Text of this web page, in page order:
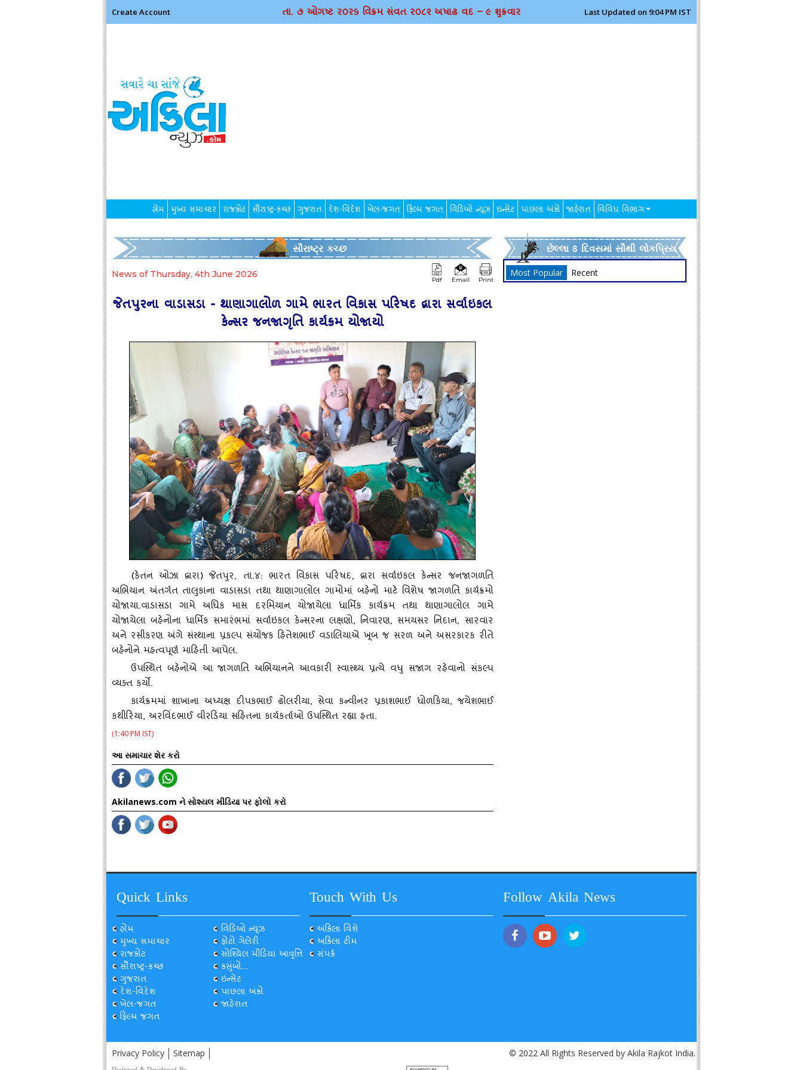
Create Account તા. ૭ ઓગષ્ટ ર૦ર૬ વિક્રમ સંવત ર૦૮૨ અષાઢ વદ – ૯ શુક્રવાર Last Updated on 9:04 PM IST
હોમ મુખ્ય સમાચાર રાજકોટ સૌરાષ્ટ્ર-કચ્છ ગુજરાત દેશ-વિદેશ ખેલ-જગત ફિલ્મ જગત વિડિઓ ન્યૂઝ ઇન્સેટ પાછલા અંકો જાહેરાત વિવિધ વિભાગ
સૌરાષ્ટ્ર કચ્છ
News of Thursday, 4th June 2026
Pdf Email Print
જેતપુરના વાડાસડા - થાણાગાલોળ ગામે ભારત વિકાસ પરિષદ દ્વારા સર્વાઇકલ
કેન્‍સર જનજાગૃતિ કાર્યક્રમ યોજાયો
(કેતન ઓઝા દ્વારા) જેતપુર, તા.૪: ભારત વિકાસ પરિષદ, દ્વારા સર્વાઇકલ કેન્‍સર જનજાગળતિ
અભિયાન અંતર્ગત તાલુકાના વાડાસડા તથા થાણાગાલોલ ગામોમાં બહેનો માટે વિશેષ જાગળતિ કાર્યક્રમો
યોજાયા.વાડાસડા ગામે અધિક માસ દરમિયાન યોજાયેલા ધાર્મિક કાર્યક્રમ તથા થાણાગાલોલ ગામે
યોજાયેલા બહેનોના ધાર્મિક સમારંભમાં સર્વાઇકલ કેન્‍સરના લક્ષણો, નિવારણ, સમયસર નિદાન, સારવાર
અને રસીકરણ અંગે સંસ્‍થાના પ્રકલ્‍પ સંયોજક હિતેશભાઈ વડાલિયાએ ખૂબ જ સરળ અને અસરકારક રીતે
બહેનોને મહત્‍વપૂર્ણ માહિતી આપેલ.
ઉપસ્‍થિત બહેનોએ આ જાગળતિ અભિયાનને આવકારી સ્‍વાસ્‍થ્‍ય પ્રત્‍યે વધુ સજાગ રહેવાનો સંકલ્‍પ
વ્‍યક્‍ત કર્યો.
કાર્યક્રમમાં શાખાના અધ્‍યક્ષ દીપકભાઈ ઢોલરીયા, સેવા કન્‍વીનર પ્રકાશભાઈ ધોળકિયા, જયેશભાઈ
કથીરિયા, અરવિંદભાઈ વીરડિયા સહિતના કાર્યકર્તાઓ ઉપસ્‍થિત રહ્યા હતા.
(1:40 PM IST)
આ સમાચાર શેર કરો
Akilanews.com ને સોશ્યલ મીડિયા પર ફોલો કરો
છેલ્લા 8 દિવસમાં સૌથી લોકપ્રિય
Most Popular Recent
Quick Links
હોમ
મુખ્ય સમાચાર
રાજકોટ
સૌરાષ્ટ્ર-કચ્છ
ગુજરાત
દેશ-વિદેશ
ખેલ-જગત
ફિલ્મ જગત
વિડિઓ ન્યૂઝ
ફોટો ગેલેરી
સોશ્યિલ મીડિયા આવૃત્તિ
કસુંબો...
ઇન્સેટ
પાછલા અંકો
જાહેરાત
Touch With Us
અકિલા વિશે
અકિલા ટીમ
સંપર્ક
Follow Akila News
Privacy Policy Sitemap © 2022 All Rights Reserved by Akila Rajkot India.